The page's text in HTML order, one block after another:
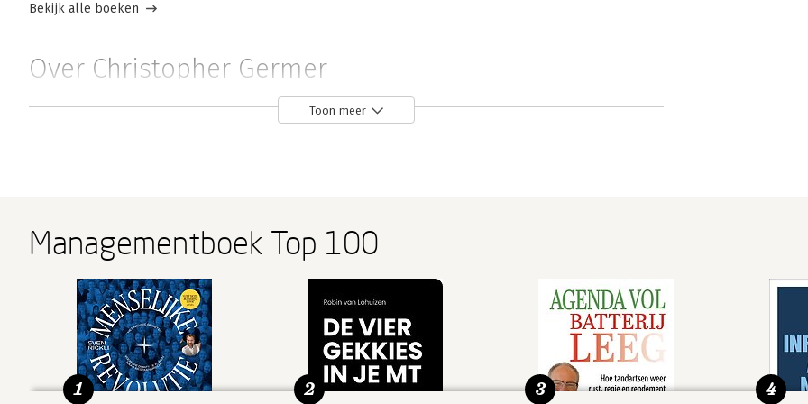
Bekijk alle boeken
Over Christopher Germer
Christopher Germer is psychotherapeut en doceert psychologie aan Harvard Medical School
Bekijk alle boeken
Toon meer
Managementboek Top 100
1 2 3 4